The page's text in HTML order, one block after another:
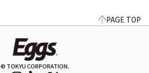
PAGE TOP
© TOKYU CORPORATION.